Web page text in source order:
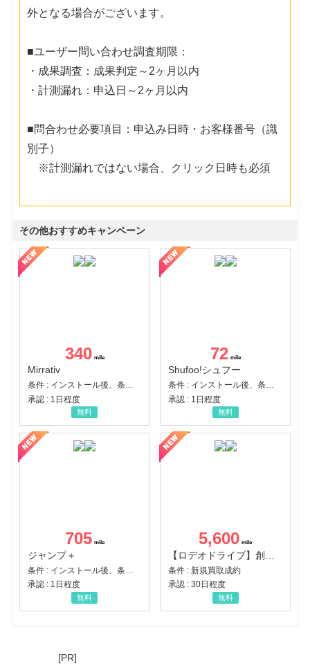
外となる場合がございます。
■ユーザー問い合わせ調査期限：
・成果調査：成果判定～2ヶ月以内
・計測漏れ：申込日～2ヶ月以内
■問合わせ必要項目：申込み日時・お客様番号（識
別子）
※計測漏れではない場合、クリック日時も必須
その他おすすめキャンペーン
340
Mirrativ
条件 : インストール後、条件達成
承認 : 1日程度
無料
72
Shufoo!シュフー
条件 : インストール後、条件達成
承認 : 1日程度
無料
705
ジャンプ＋
承認 : 1日程度
無料
5,600
条件 : 新規買取成約
承認 : 30日程度
無料
[PR]